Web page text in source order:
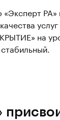
«Эксперт
на